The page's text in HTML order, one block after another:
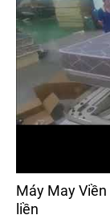
Máy May
liền